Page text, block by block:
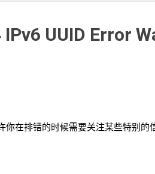
UUID Error
在排错的时候需要关注某些特别的